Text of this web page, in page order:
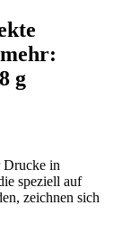
g
Drucke in
speziell auf
zeichnen sich